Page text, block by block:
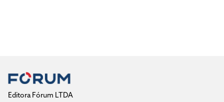
Editora Fórum LTDA